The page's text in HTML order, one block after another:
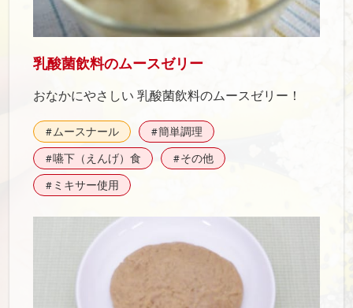
乳酸菌飲料のムースゼリー
おなかにやさしい 乳酸菌飲料のムースゼリー！
#ムースナール #簡単調理
#嚥下（えんげ）食 #その他
# ミキサー使用